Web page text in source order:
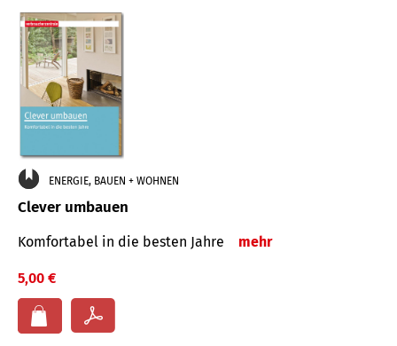
ENERGIE, BAUEN + WOHNEN
Clever umbauen
Komfortabel in die besten Jahre mehr
5,00 €